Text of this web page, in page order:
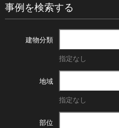
事例を検索する
建物分類
指定なし
地域
指定なし
部位